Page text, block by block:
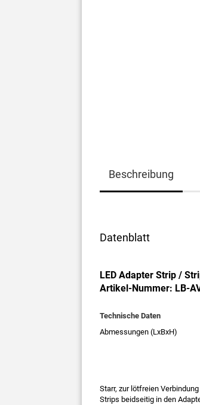
Beschreibung
Datenblatt
LED Adapter Strip /
Artikel-Nummer: LB-
Technische Daten
Abmessungen (LxBxH)
Starr, zur lötfreien
Strips beidseitig in den